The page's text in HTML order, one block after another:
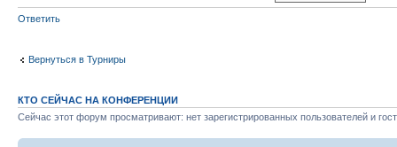
Ответить
Вернуться в Турниры
КТО СЕЙЧАС НА КОНФЕРЕНЦИИ
Сейчас этот форум просматривают: нет зарегистрированных пользователей и